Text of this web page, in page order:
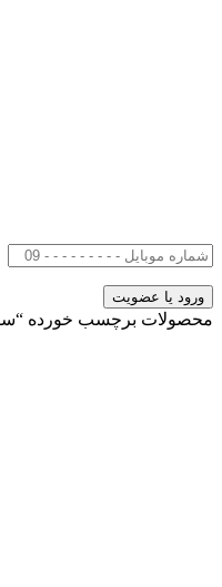
محصولات برچسب خورده